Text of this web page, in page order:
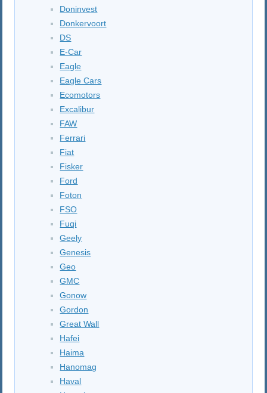
Doninvest
Donkervoort
DS
E-Car
Eagle
Eagle Cars
Ecomotors
Excalibur
FAW
Ferrari
Fiat
Fisker
Ford
Foton
FSO
Fuqi
Geely
Genesis
Geo
GMC
Gonow
Gordon
Great Wall
Hafei
Haima
Hanomag
Haval